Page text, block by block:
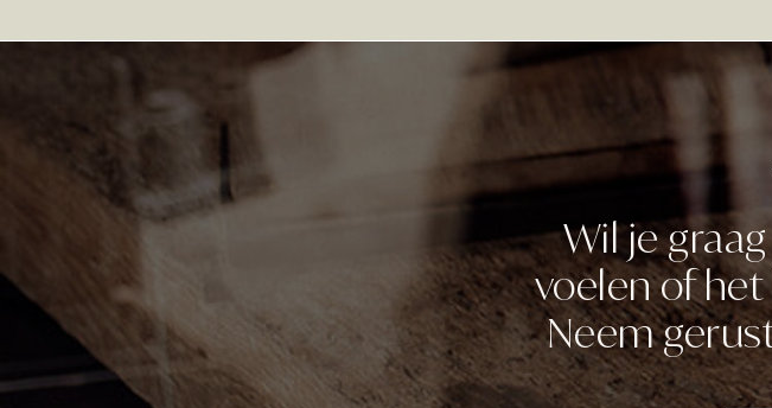
gewoons: voorbereiding. Een beetje
saai zelfs? Maar voor mij – en dus
het geheime ingrediënt dat echt
het verschil gaat maken tussen een
mooie foto en jullie verhaal in […]
Wil je
voelen of
Neem